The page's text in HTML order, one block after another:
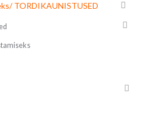
TORDIKAUNISTUSED